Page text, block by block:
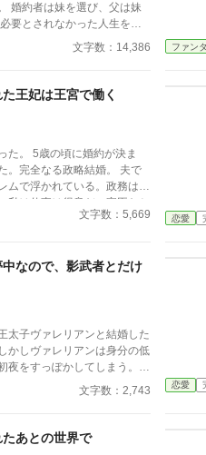
ますと三か月前へと時間は巻
文字数：14,386 ファン
王妃は王宮で働く
た。 5歳の頃に婚約が決ま
。完全なる政略結婚。 夫で
ムで浮かれている。政務は王
私は仕事は得意だ。家臣たち
解が早く、正確らしい。家臣
文字数：5,669 恋愛
なので、影武者とだけ
太子ヴァレリアンと結婚した
かしヴァレリアンは身分の低
夜をすっぽかしてしまう。代
彼そっくりの影武者…生まれ
双子の弟ルイだった。 ※
文字数：2,743 恋愛
あとの世界で